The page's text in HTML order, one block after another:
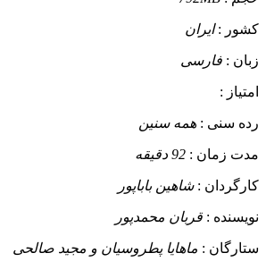
کشور :ایران
زبان : فارسی
امتیاز :
رده سنی : همه سنین
مدت زمان : 92 دقیقه
کارگردان :شاهین باباپور
نویسنده : قربان محمدپور
ستارگان : ماهایا پطروسیان و مجید صالحی